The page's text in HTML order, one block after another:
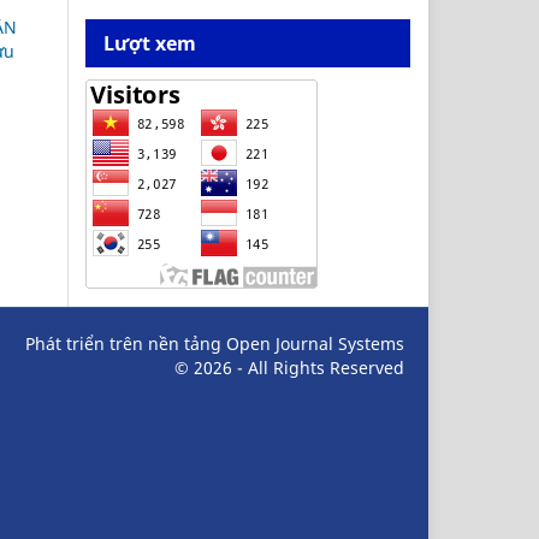
Lượt xem
Phát triển trên nền tảng Open Journal Systems
© 2026 - All Rights Reserved